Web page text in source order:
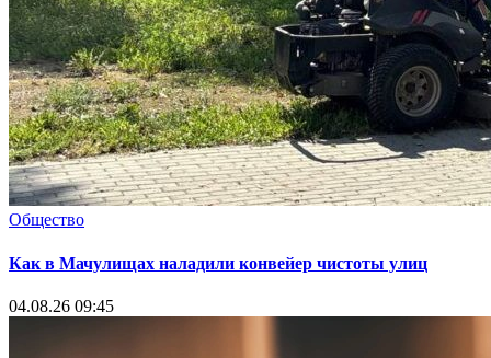
Общество
Как в Мачулищах наладили конвейер чистоты улиц
04.08.26 09:45